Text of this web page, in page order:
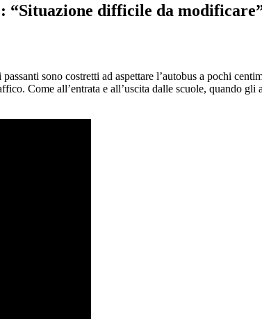
“Situazione difficile da
sono costretti ad aspettare l’autobus a pochi
Come all’entrata e all’uscita dalle scuole, quando